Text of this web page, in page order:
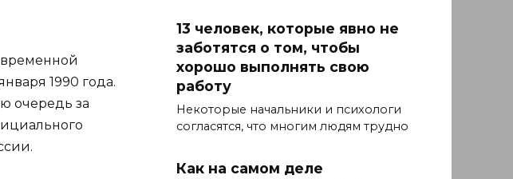
1990 года.
очередь за
13 человек, которые явно не
заботятся о том, чтобы
хорошо выполнять свою
работу
Некоторые начальники и психологи
согласятся, что многим людям трудно
Как на самом деле